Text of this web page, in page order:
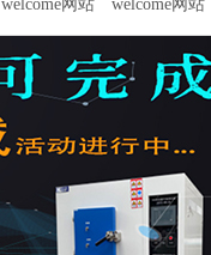
welcome网站 welcome网站